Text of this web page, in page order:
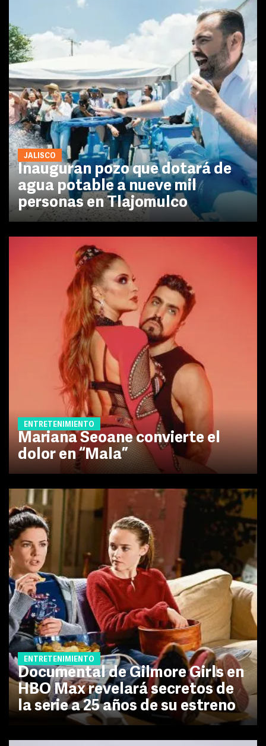
JALISCO
Inauguran pozo que dotará de
agua potable a nueve mil
personas en Tlajomulco
ENTRETENIMIENTO
Mariana Seoane convierte el
dolor en “Mala”
ENTRETENIMIENTO
Documental de Gilmore Girls en
HBO Max revelará secretos de
la serie a 25 años de su estreno